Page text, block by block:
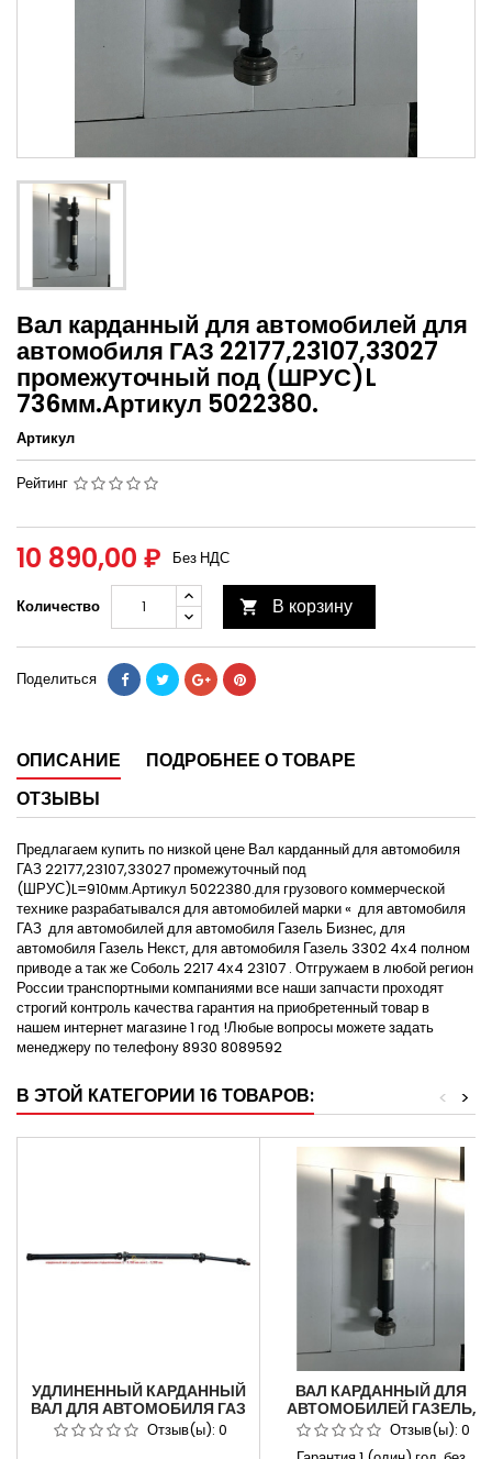
Вал карданный для автомобилей для
автомобиля ГАЗ 22177,23107,33027
промежуточный под (ШРУС)L
736мм.Артикул 5022380.
Артикул
Рейтинг
10 890,00 ₽ Без НДС
Количество  В корзину
Поделиться
ОПИСАНИЕ
ПОДРОБНЕЕ О ТОВАРЕ
ОТЗЫВЫ
Предлагаем купить по низкой цене Вал карданный для автомобиля
ГАЗ 22177,23107,33027 промежуточный под
(ШРУС)L=910мм.Артикул 5022380.для грузового коммерческой
технике разрабатывался для автомобилей марки « для автомобиля
ГАЗ для автомобилей для автомобиля Газель Бизнес, для
автомобиля Газель Некст, для автомобиля Газель 3302 4х4 полном
приводе а так же Соболь 2217 4х4 23107 . Отгружаем в любой регион
России транспортными компаниями все наши запчасти проходят
строгий контроль качества гарантия на приобретенный товар в
нашем интернет магазине 1 год !Любые вопросы можете задать
менеджеру по телефону 8930 8089592
В ЭТОЙ КАТЕГОРИИ 16 ТОВАРОВ: >
<
УДЛИНЕННЫЙ КАРДАННЫЙ
ВАЛ ДЛЯ АВТОМОБИЛЯ ГАЗ
ДЛЯ АВТОМОБИЛЕЙ ДЛЯ
АВТОМОБИЛЯ ГАЗЕЛЬ 3302
Отзыв(ы): 0
ВАЛ КАРДАННЫЙ ДЛЯ
АВТОМОБИЛЕЙ ГАЗЕЛЬ,
СОБОЛЬ
ГАЗ-22177,23107,33027
Отзыв(ы): 0